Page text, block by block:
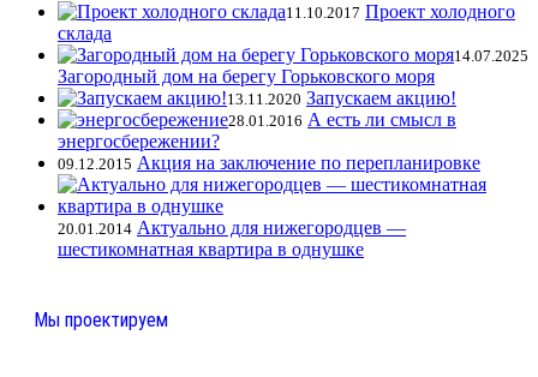
11.10.2017 Проект холодного
склада
14.07.2025
Загородный дом на берегу Горьковского моря
13.11.2020 Запускаем акцию!
28.01.2016 А есть ли смысл в
энергосбережении?
09.12.2015 Акция на заключение по перепланировке
20.01.2014 Актуально для нижегородцев —
шестикомнатная квартира в однушке
Мы проектируем